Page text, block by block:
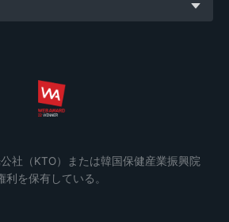
社（KTO）または韓国保健産業振興院
利を保有している。